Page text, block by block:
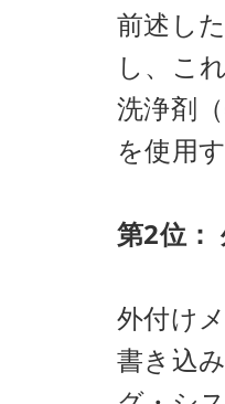
前述し
し、こ
洗浄剤
を使用
第2位：
外付け
書き込